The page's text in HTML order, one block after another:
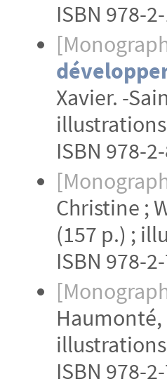
ISBN 978-
Xavier. -
ISBN 978-
Christine ;
(157 p.) ;
ISBN 978-
Haumonté,
ISBN 978-